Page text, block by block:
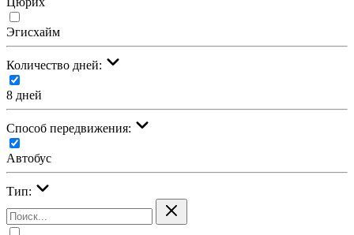
Эгисхайм
Количество дней:
8 дней
Cпособ передвижения:
Автобус
Тип: